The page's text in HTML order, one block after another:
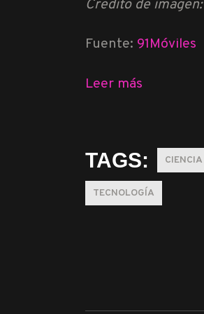
Credito de imagen:
Fuente: 91Móviles
Leer más
TAGS: CIENCIA
TECNOLOGÍA